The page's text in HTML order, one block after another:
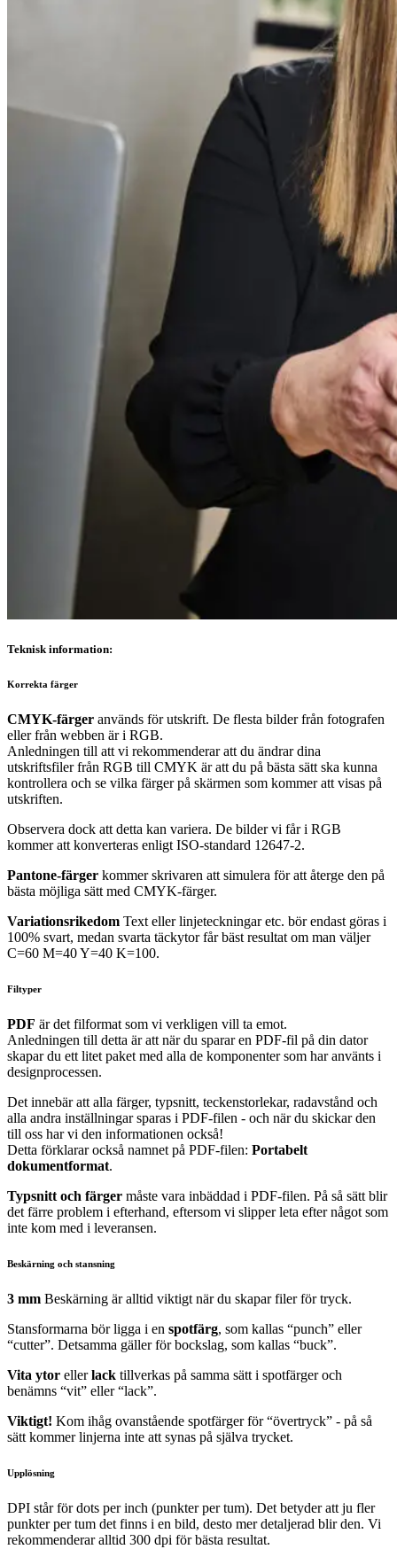
Teknisk information:
Korrekta färger
CMYK-färger används för utskrift. De flesta bilder från fotografen
eller från webben är i RGB.
Anledningen till att vi rekommenderar att du ändrar dina
utskriftsfiler från RGB till CMYK är att du på bästa sätt ska kunna
kontrollera och se vilka färger på skärmen som kommer att visas på
utskriften.
Observera dock att detta kan variera. De bilder vi får i RGB
kommer att konverteras enligt ISO-standard 12647-2.
Pantone-färger kommer skrivaren att simulera för att återge den på
bästa möjliga sätt med CMYK-färger.
Variationsrikedom Text eller linjeteckningar etc. bör endast göras i
100% svart, medan svarta täckytor får bäst resultat om man väljer
C=60 M=40 Y=40 K=100.
Filtyper
PDF är det filformat som vi verkligen vill ta emot.
Anledningen till detta är att när du sparar en PDF-fil på din dator
skapar du ett litet paket med alla de komponenter som har använts i
designprocessen.
Det innebär att alla färger, typsnitt, teckenstorlekar, radavstånd och
alla andra inställningar sparas i PDF-filen - och när du skickar den
till oss har vi den informationen också!
Detta förklarar också namnet på PDF-filen: Portabelt
dokumentformat.
Typsnitt och färger måste vara inbäddad i PDF-filen. På så sätt blir
det färre problem i efterhand, eftersom vi slipper leta efter något som
inte kom med i leveransen.
Beskärning och stansning
3 mm Beskärning är alltid viktigt när du skapar filer för tryck.
Stansformarna bör ligga i en spotfärg, som kallas “punch” eller
“cutter”. Detsamma gäller för bockslag, som kallas “buck”.
Vita ytor ellerlack tillverkas på samma sätt i spotfärger och
benämns “vit” eller “lack”.
Viktigt! Kom ihåg ovanstående spotfärger för “övertryck” - på så
sätt kommer linjerna inte att synas på själva trycket.
Upplösning
DPI står för dots per inch (punkter per tum). Det betyder att ju fler
punkter per tum det finns i en bild, desto mer detaljerad blir den. Vi
rekommenderar alltid 300 dpi för bästa resultat.